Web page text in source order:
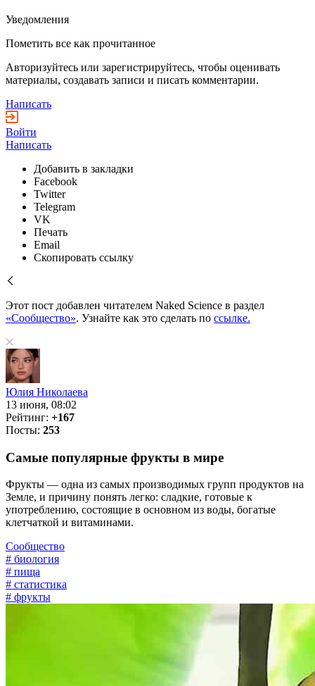
Уведомления
Пометить все как прочитанное
Авторизуйтесь или зарегистрируйтесь, чтобы оценивать
материалы, создавать записи и писать комментарии.
Написать
Войти
Написать
Добавить в закладки
Facebook
Twitter
Telegram
VK
Печать
Email
Скопировать ссылку
Этот пост добавлен читателем Naked Science в раздел
«Сообщество». Узнайте как это сделать по ссылке.
Юлия Николаева
13 июня, 08:02
Рейтинг: +167
Посты: 253
Самые популярные фрукты в мире
Фрукты — одна из самых производимых групп продуктов на
Земле, и причину понять легко: сладкие, готовые к
употреблению, состоящие в основном из воды, богатые
клетчаткой и витаминами.
Сообщество
# биология
# пища
# статистика
# фрукты